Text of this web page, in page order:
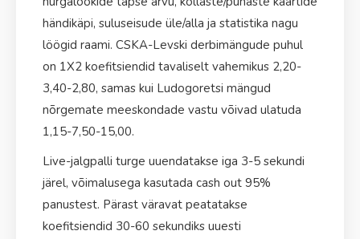
händikäpi, suluseisude üle/alla ja statistika nagu
löögid raami. CSKA-Levski derbimängude puhul
on 1X2 koefitsiendid tavaliselt vahemikus 2,20-
3,40-2,80, samas kui Ludogoretsi mängud
nõrgemate meeskondade vastu võivad ulatuda
1,15-7,50-15,00.
Live-jalgpalli turge uuendatakse iga 3-5 sekundi
järel, võimalusega kasutada cash out 95%
panustest. Pärast väravat peatatakse
koefitsiendid 30-60 sekundiks uuesti